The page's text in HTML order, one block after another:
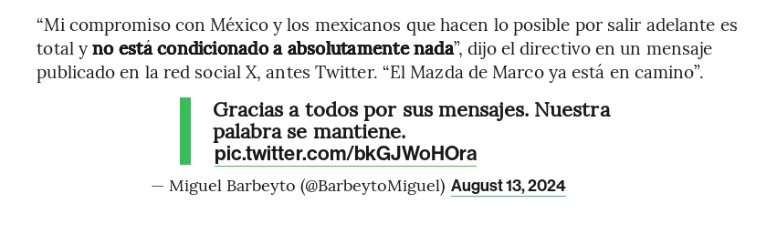
“Mi compromiso con México y los mexicanos que hacen lo posible por salir adelante es
total yno está condicionado a absolutamente nada”, dijo el directivo en un mensaje
publicado en la red social X, antes Twitter. “El Mazda de Marco ya está en camino”.
Gracias a todos por sus mensajes. Nuestra
palabra se mantiene.
pic.twitter.com/bkGJWoHOra
— Miguel Barbeyto (@BarbeytoMiguel) August 13, 2024